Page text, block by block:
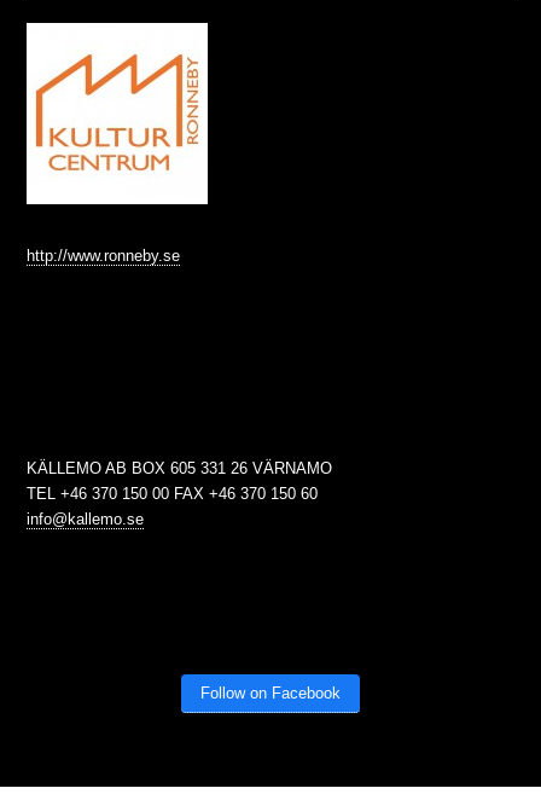
http://www.ronneby.se
KÄLLEMO AB BOX 605 331 26 VÄRNAMO
TEL +46 370 150 00 FAX +46 370 150 60
info@kallemo.se
Follow on Facebook